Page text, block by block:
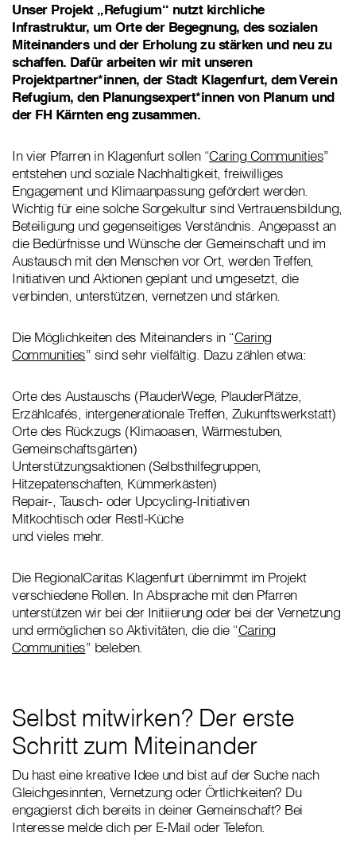
Unser Projekt „Refugium“ nutzt kirchliche
Infrastruktur, um Orte der Begegnung, des sozialen
Miteinanders und der Erholung zu stärken und neu zu
schaffen. Dafür arbeiten wir mit unseren
Projektpartner*innen, der Stadt Klagenfurt, dem Verein
Refugium, den Planungsexpert*innen von Planum und
der FH Kärnten eng zusammen.
In vier Pfarren in Klagenfurt sollen “Caring Communities”
entstehen und soziale Nachhaltigkeit, freiwilliges
Engagement und Klimaanpassung gefördert werden.
Wichtig für eine solche Sorgekultur sind Vertrauensbildung,
Beteiligung und gegenseitiges Verständnis. Angepasst an
die Bedürfnisse und Wünsche der Gemeinschaft und im
Austausch mit den Menschen vor Ort, werden Treffen,
Initiativen und Aktionen geplant und umgesetzt, die
verbinden, unterstützen, vernetzen und stärken.
Die Möglichkeiten des Miteinanders in “Caring
Communities” sind sehr vielfältig. Dazu zählen etwa:
Orte des Austauschs (PlauderWege, PlauderPlätze,
Erzählcafés, intergenerationale Treffen, Zukunftswerkstatt)
Orte des Rückzugs (Klimaoasen, Wärmestuben,
Gemeinschaftsgärten)
Unterstützungsaktionen (Selbsthilfegruppen,
Hitzepatenschaften, Kümmerkästen)
Repair-, Tausch- oder Upcycling-Initiativen
Mitkochtisch oder Restl-Küche
und vieles mehr.
Die RegionalCaritas Klagenfurt übernimmt im Projekt
verschiedene Rollen. In Absprache mit den Pfarren
unterstützen wir bei der Initiierung oder bei der Vernetzung
und ermöglichen so Aktivitäten, die die “Caring
Communities” beleben.
Selbst mitwirken? Der erste
Schritt zum Miteinander
Du hast eine kreative Idee und bist auf der Suche nach
Gleichgesinnten, Vernetzung oder Örtlichkeiten? Du
engagierst dich bereits in deiner Gemeinschaft? Bei
Interesse melde dich per E-Mail oder Telefon.